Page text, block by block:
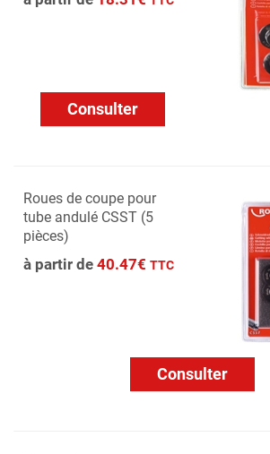
Consulter
Roues de coupe pour
tube andulé CSST (5
pièces)
à partir de 40.47€ TTC
Consulter